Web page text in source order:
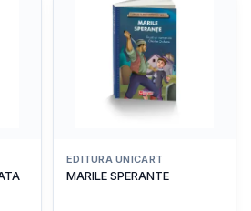
EDITURA UNICART
MARILE SPERANTE